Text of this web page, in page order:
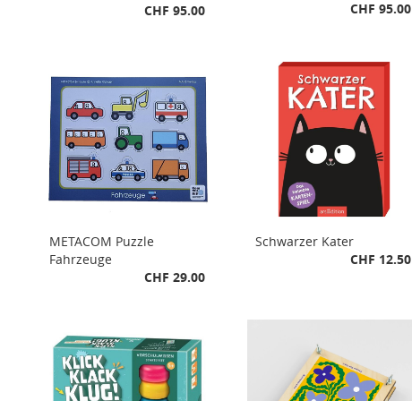
CHF 95.00
CHF 95.00
METACOM Puzzle
Fahrzeuge
CHF 29.00
Schwarzer Kater
CHF 12.50